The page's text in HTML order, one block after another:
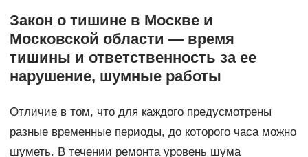
Закон о тишине в Москве и
Московской области — время
тишины и ответственность за ее
нарушение, шумные работы
Отличие в том, что для каждого предусмотрены
разные временные периоды, до которого часа можно
шуметь. В течении ремонта уровень шума